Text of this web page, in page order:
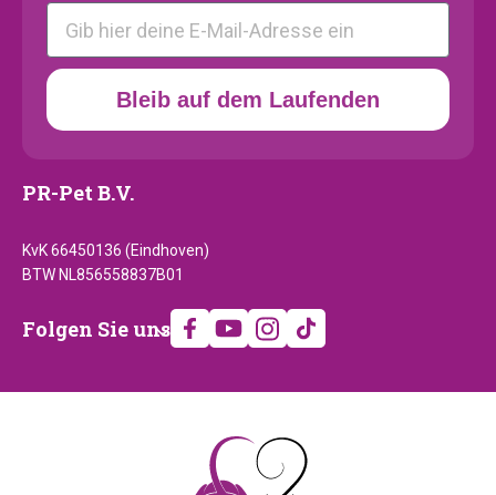
E-mail
Bleib auf dem Laufenden
PR-Pet B.V.
KvK 66450136 (Eindhoven)
BTW NL856558837B01
Folgen
uns
Folgen Sie uns